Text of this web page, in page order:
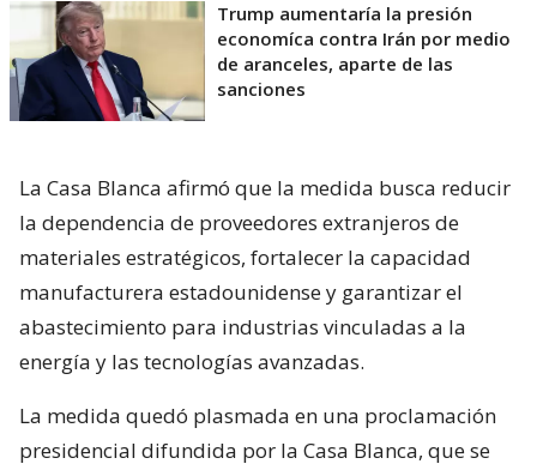
Trump aumentaría la presión
economíca contra Irán por medio
de aranceles, aparte de las
sanciones
La Casa Blanca afirmó que la medida busca reducir
la dependencia de proveedores extranjeros de
materiales estratégicos, fortalecer la capacidad
manufacturera estadounidense y garantizar el
abastecimiento para industrias vinculadas a la
energía y las tecnologías avanzadas.
La medida quedó plasmada en una proclamación
presidencial difundida por la Casa Blanca, que se